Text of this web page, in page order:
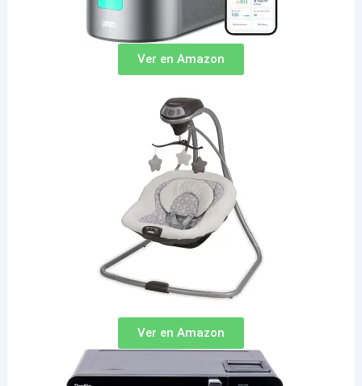
Ver en Amazon
Ver en Amazon